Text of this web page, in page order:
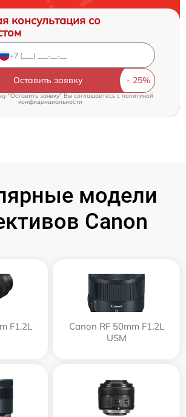
консультация со
Оставить заявку
"Оставить заявку" Вы соглашаетесь cполитикой
конфиденциальности
модели
Canon
F1.2L
Canon RF 50mm F1.2L
USM